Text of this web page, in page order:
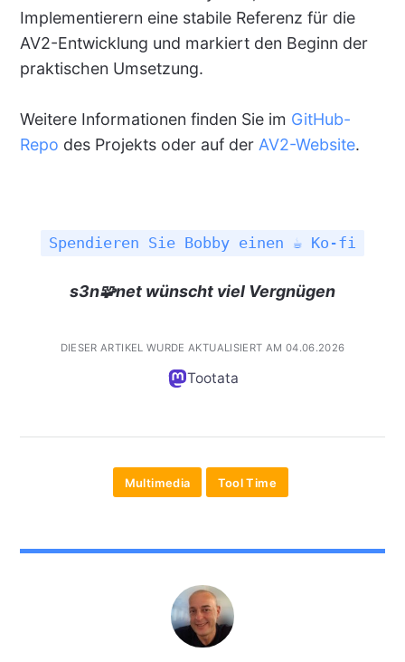
Implementierern eine stabile Referenz für die
AV2-Entwicklung und markiert den Beginn der
praktischen Umsetzung.
Weitere Informationen finden Sie im GitHub-
Repo des Projekts oder auf der AV2-Website.
Spendieren Sie Bobby einen ☕ Ko-fi
s3n🧩net wünscht viel Vergnügen
DIESER ARTIKEL WURDE AKTUALISIERT AM 04.06.2026
Tootata
Multimedia Tool Time